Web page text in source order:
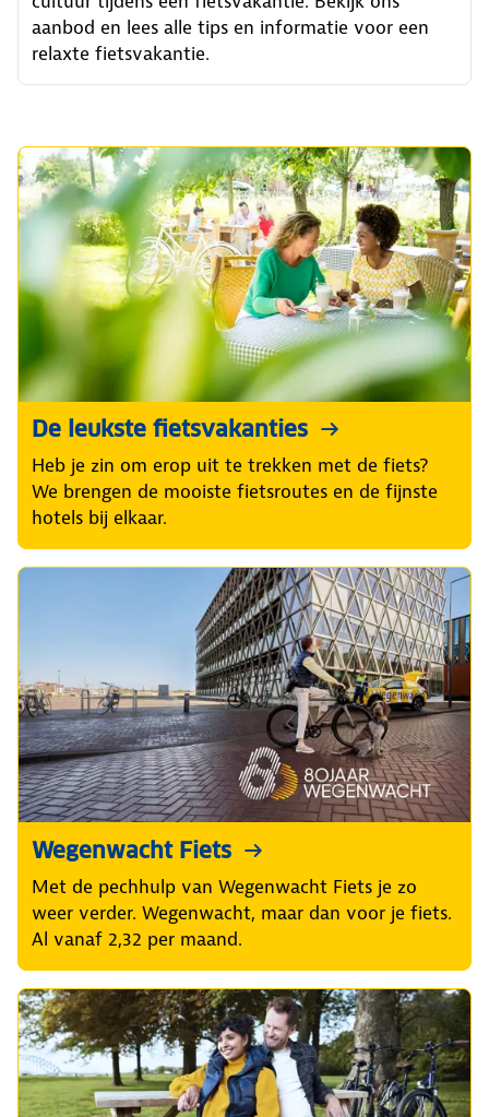
aanbod en lees alle tips en informatie voor een
relaxte fietsvakantie.
De leukste fietsvakanties
Heb je zin om erop uit te trekken met de fiets?
We brengen de mooiste fietsroutes en de fijnste
hotels bij elkaar.
Wegenwacht Fiets
Met de pechhulp van Wegenwacht Fiets je zo
weer verder. Wegenwacht, maar dan voor je fiets.
Al vanaf 2,32 per maand.